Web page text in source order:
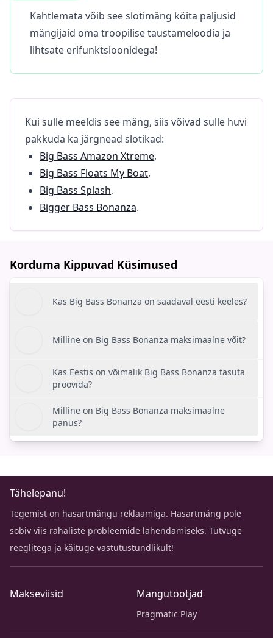
Kahtlemata võib see slotimäng köita paljusid
mängijaid oma troopilise taustameloodia ja
lihtsate erifunktsioonidega!
Kui sulle meeldis see mäng, siis võivad sulle huvi
pakkuda ka järgnead slotikad:
Big Bass Amazon Xtreme,
Big Bass Floats My Boat,
Big Bass Splash,
Bigger Bass Bonanza.
Korduma Kippuvad Küsimused
Kas Big Bass Bonanza on saadaval eesti keeles?
Milline on Big Bass Bonanza maksimaalne võit?
Kas Eestis on võimalik Big Bass Bonanza tasuta
proovida?
Milline on Big Bass Bonanza maksimaalne
panus?
Tähelepanu!
Tegemist on hasartmängu reklaamiga. Hasartmäng pole
sobiv viis rahaliste probleemide lahendamiseks. Tutvuge
reeglitega ja käituge vastutustundlikult!
Makseviisid Mängutootjad
Pragmatic Play